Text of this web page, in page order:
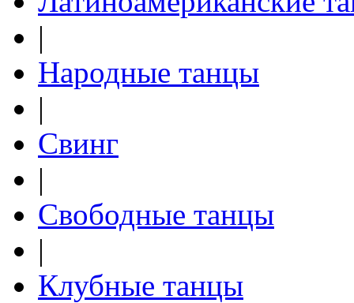
|
Народные танцы
|
Свинг
|
Свободные танцы
|
Клубные танцы